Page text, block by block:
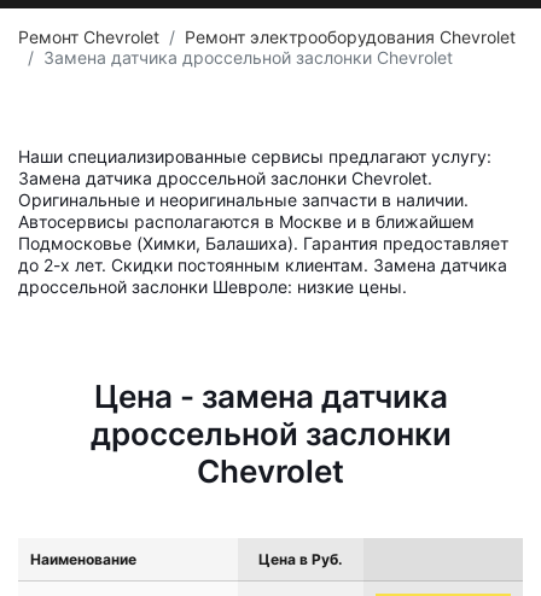
Ремонт Chevrolet
Ремонт электрооборудования Chevrolet
Замена датчика дроссельной заслонки Chevrolet
Наши специализированные сервисы предлагают услугу:
Замена датчика дроссельной заслонки Chevrolet.
Оригинальные и неоригинальные запчасти в наличии.
Автосервисы располагаются в Москве и в ближайшем
Подмосковье (Химки, Балашиха). Гарантия предоставляет
до 2-х лет. Скидки постоянным клиентам. Замена датчика
дроссельной заслонки Шевроле: низкие цены.
Цена - замена датчика
дроссельной заслонки
Chevrolet
Наименование Цена в Руб.